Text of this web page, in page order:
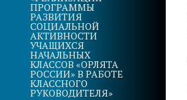
ПРОГРАММЫ
РАЗВИТИЯ
СОЦИАЛЬНОЙ
АКТИВНОСТИ
УЧАЩИХСЯ
НАЧАЛЬНЫХ
КЛАССОВ «ОРЛЯТА
РОССИИ» В РАБОТЕ
КЛАССНОГО
РУКОВОДИТЕЛЯ»